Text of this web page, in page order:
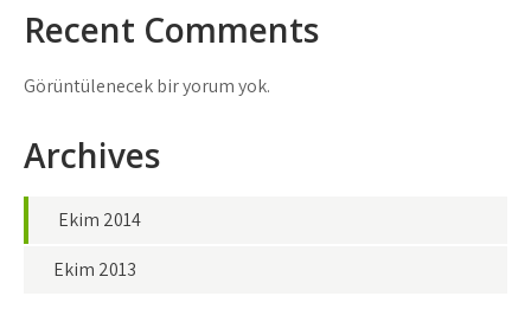
Recent Comments
Görüntülenecek bir yorum yok.
Archives
Ekim 2014
Ekim 2013